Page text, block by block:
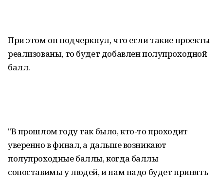
При этом он подчеркнул, что если такие проекты
реализованы, то будет добавлен полупроходной
балл.
"В прошлом году так было, кто-то проходит
уверенно в финал, а дальше возникают
полупроходные баллы, когда баллы
сопоставимы у людей, и нам надо будет принять